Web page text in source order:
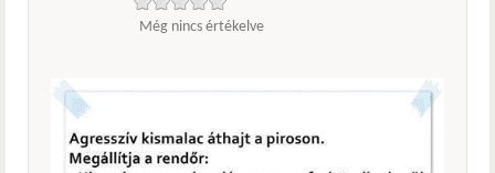
Még nincs értékelve